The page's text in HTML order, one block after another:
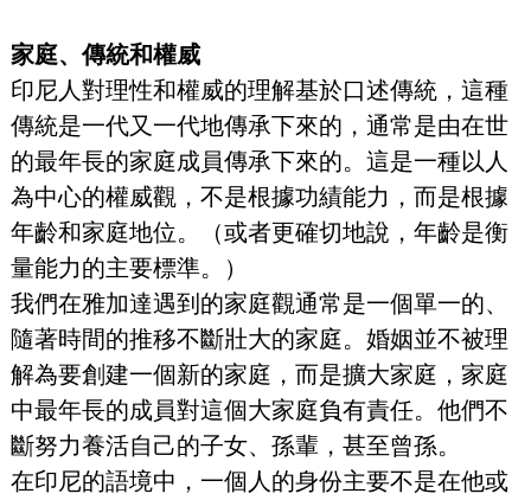
家庭、傳統和權威
印尼人對理性和權威的理解基於口述傳統，這種
傳統是一代又一代地傳承下來的，通常是由在世
的最年長的家庭成員傳承下來的。這是一種以人
為中心的權威觀，不是根據功績能力，而是根據
年齡和家庭地位。（或者更確切地說，年齡是衡
量能力的主要標準。）
我們在雅加達遇到的家庭觀通常是一個單一的、
隨著時間的推移不斷壯大的家庭。婚姻並不被理
解為要創建一個新的家庭，而是擴大家庭，家庭
中最年長的成員對這個大家庭負有責任。他們不
斷努力養活自己的子女、孫輩，甚至曾孫。
在印尼的語境中，一個人的身份主要不是在他或